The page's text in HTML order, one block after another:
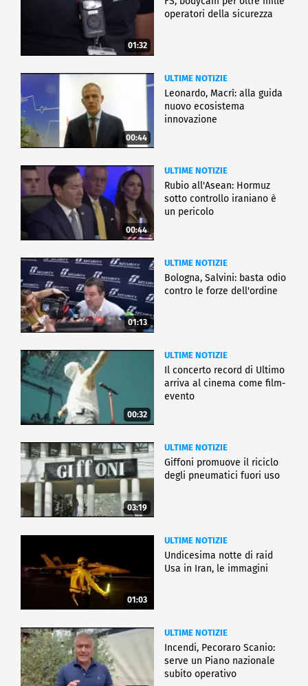
01:32
operatori della sicurezza
00:44
ULTIME NOTIZIE
Leonardo, Macrì: alla guida
nuovo ecosistema
innovazione
00:44
ULTIME NOTIZIE
Rubio all'Asean: Hormuz
sotto controllo iraniano è
un pericolo
01:13
ULTIME NOTIZIE
Bologna, Salvini: basta odio
contro le forze dell'ordine
00:32
ULTIME NOTIZIE
Il concerto record di Ultimo
arriva al cinema come film-
evento
03:19
ULTIME NOTIZIE
Giffoni promuove il riciclo
degli pneumatici fuori uso
01:03
ULTIME NOTIZIE
Undicesima notte di raid
Usa in Iran, le immagini
ULTIME NOTIZIE
Incendi, Pecoraro Scanio:
serve un Piano nazionale
subito operativo